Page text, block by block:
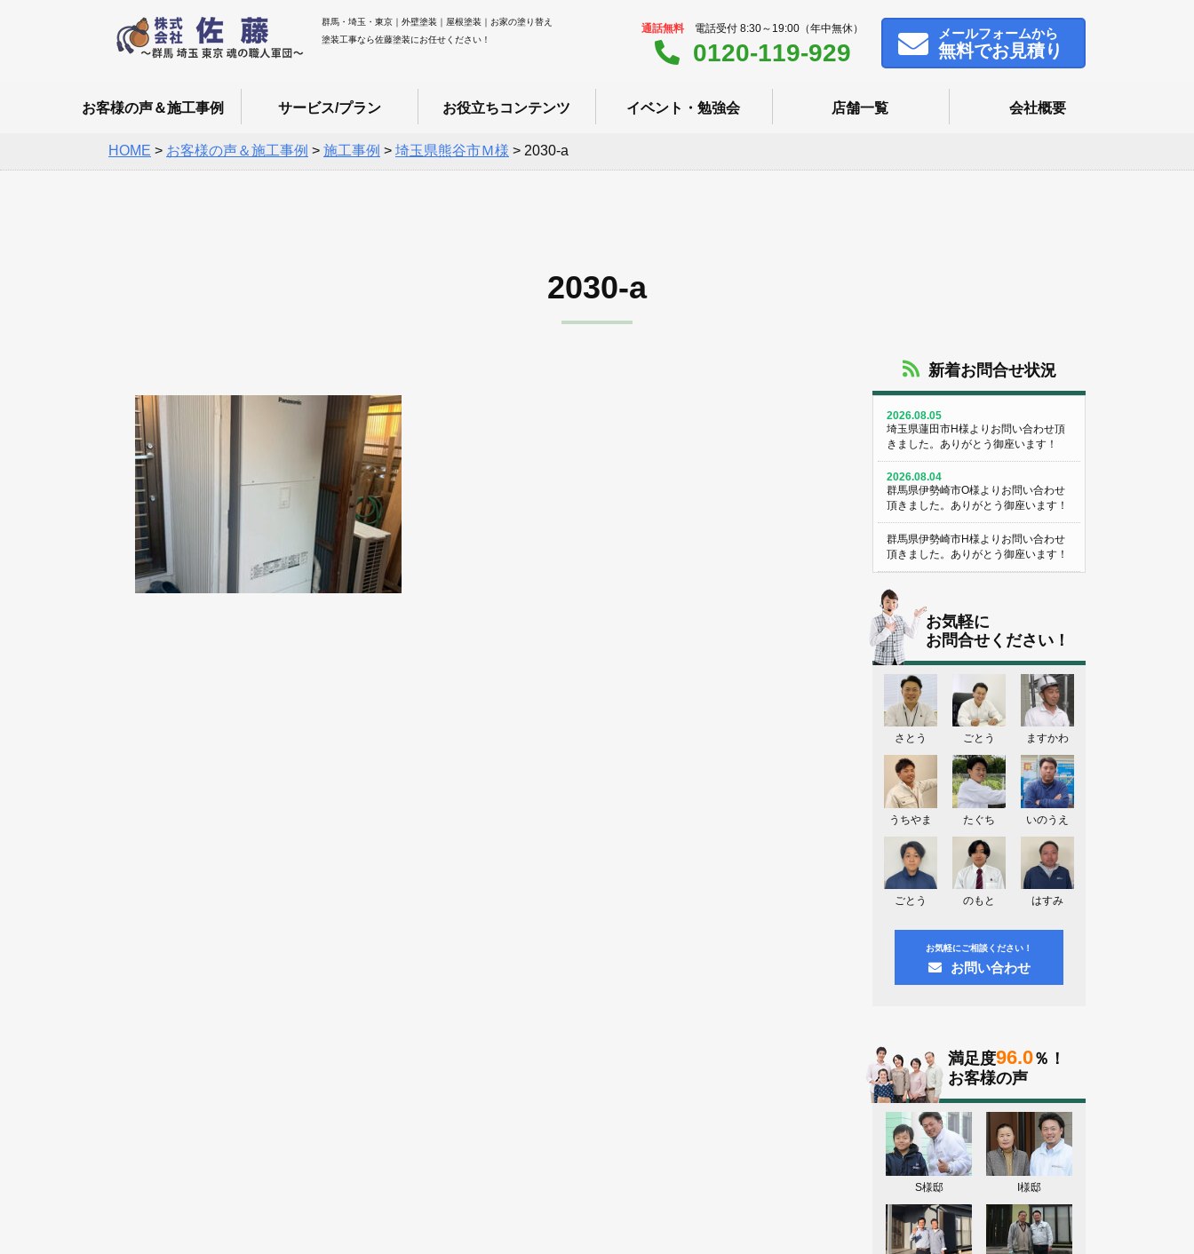
群馬・埼玉・東京｜外壁塗装｜屋根塗装｜お家の塗り替え
塗装工事なら佐藤塗装にお任せください！
通話無料 電話受付 8:30～19:00（年中無休）
0120-119-929
メールフォームから
無料でお見積り
お客様の声＆施工事例 サービス/プラン お役立ちコンテンツ イベント・勉強会 店舗一覧 会社概要
HOME > お客様の声＆施工事例 > 施工事例 > 埼玉県熊谷市Ｍ様 > 2030-a
2030-a
新着お問合せ状況
2026.08.05
埼玉県蓮田市H様よりお問い合わせ頂
きました。ありがとう御座います！
2026.08.04
群馬県伊勢崎市O様よりお問い合わせ
頂きました。ありがとう御座います！
群馬県伊勢崎市H様よりお問い合わせ
頂きました。ありがとう御座います！
埼玉県熊谷市M様よりお問い合わせ頂
きました。ありがとう御座います！
埼玉県熊谷市S様よりお問い合わせ頂
きました。ありがとう御座います！
群馬県伊勢崎市K様よりお問い合わせ
頂きました。ありがとう御座います！
東京都葛飾区N様よりお問い合わせ頂
2026.08.03
神奈川県川崎市A様よりお問い合わせ
頂きました。ありがとう御座います！
群馬県高崎市E様よりお問い合わせ頂
きました。ありがとう御座います！
2026.08.02
東京都練馬区K様よりお問い合わせ頂
お気軽に
お問合せください！
さとう ごとう ますかわ
うちやま たぐち いのうえ
ごとう のもと はすみ
お気軽にご相談ください！
お問い合わせ
満足度96.0％！
お客様の声
S様邸 I様邸